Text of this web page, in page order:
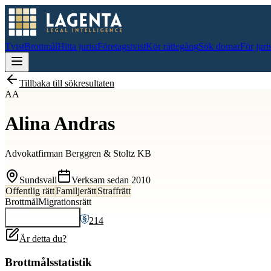
TvistBrottmålHitta juristFöretagstvistKör rättegångSök domarFör
Tillbaka till sökresultaten
AA
Alina Andras
Advokatfirman Berggren & Stoltz KB
Sundsvall Verksam sedan 2010
Offentlig rättFamiljerättStraffrätt
BrottmålMigrationsrätt
214
Är detta du?
Brottmålsstatistik